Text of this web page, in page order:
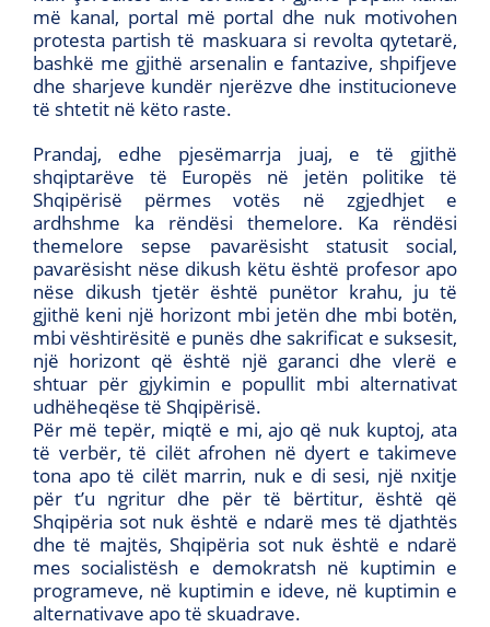
më kanal, portal më portal dhe nuk motivohen
protesta partish të maskuara si revolta qytetarë,
bashkë me gjithë arsenalin e fantazive, shpifjeve
dhe sharjeve kundër njerëzve dhe institucioneve
të shtetit në këto raste.
Prandaj, edhe pjesëmarrja juaj, e të gjithë
shqiptarëve të Europës në jetën politike të
Shqipërisë përmes votës në zgjedhjet e
ardhshme ka rëndësi themelore. Ka rëndësi
themelore sepse pavarësisht statusit social,
pavarësisht nëse dikush këtu është profesor apo
nëse dikush tjetër është punëtor krahu, ju të
gjithë keni një horizont mbi jetën dhe mbi botën,
mbi vështirësitë e punës dhe sakrificat e suksesit,
një horizont që është një garanci dhe vlerë e
shtuar për gjykimin e popullit mbi alternativat
udhëheqëse të Shqipërisë.
Për më tepër, miqtë e mi, ajo që nuk kuptoj, ata
të verbër, të cilët afrohen në dyert e takimeve
tona apo të cilët marrin, nuk e di sesi, një nxitje
për t’u ngritur dhe për të bërtitur, është që
Shqipëria sot nuk është e ndarë mes të djathtës
dhe të majtës, Shqipëria sot nuk është e ndarë
mes socialistësh e demokratsh në kuptimin e
programeve, në kuptimin e ideve, në kuptimin e
alternativave apo të skuadrave.